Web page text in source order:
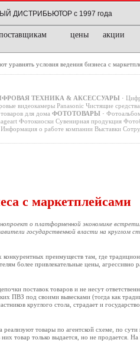
ДИСТРИБЬЮТОР с 1997 года
цены акции
уравнять условия ведения бизнеса с
ТЕХНИКА & АКСЕССУАРЫ ·
видеокамеры Panasonic Чистящие
для дома ФОТОТОВАРЫ ·
Фотокиоски Сувенирная продукция
Информация о работе компании Выставки
с маркетплейсами
о платформенной экономике
государственной власти на круглом
преимуществ там, где
более привлекательные цены, агрессивно
поставок товаров и не несут
ПВЗ под своими вывесками (тогда как
круглого стола, страдает и
товары по агентской схеме, по
товар только выдается, но не продается.